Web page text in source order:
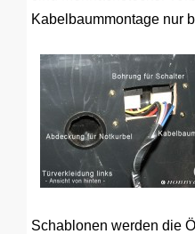
Kabelbaummontage nur
Schablonen werden die